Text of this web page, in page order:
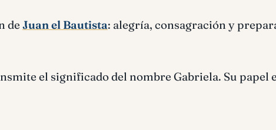
de Juan el Bautista: alegría, consagración y
el significado del nombre Gabriela. Su papel